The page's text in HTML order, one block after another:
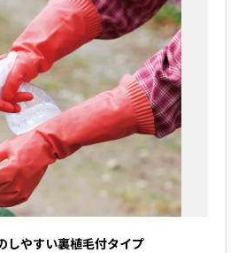
しやすい裏植毛付タイプ